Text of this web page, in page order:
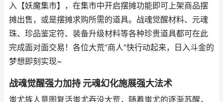
入【妖魔集市】，在集市中开启摆摊功能即可上架商品摆
摊出售，或是摆摊求购所需的道具。战魂觉醒材料、元魂
珠、珍品鉴定符、装备升级材料等各种珍贵道具都可在此
完成面对面交易！各位大荒“商人”快行动起来，日入斗金的
梦想即刻实现~
战魂觉醒强力加持 元魂幻化施展强大法术
蚩尤族人意图复活蚩尤吞没大荒，随着蚩尤的逐渐苏醒，